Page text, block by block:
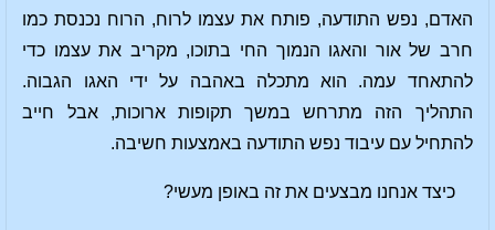
האדם, נפש התודעה, פותח את עצמו לרוח, הרוח נכנסת כמו
חרב של אור והאגו הנמוך החי בתוכו, מקריב את עצמו כדי
להתאחד עמה. הוא מתכלה באהבה על ידי האגו הגבוה.
התהליך הזה מתרחש במשך תקופות ארוכות, אבל חייב
להתחיל עם עיבוד נפש התודעה באמצעות חשיבה.
כיצד אנחנו מבצעים את זה באופן מעשי?